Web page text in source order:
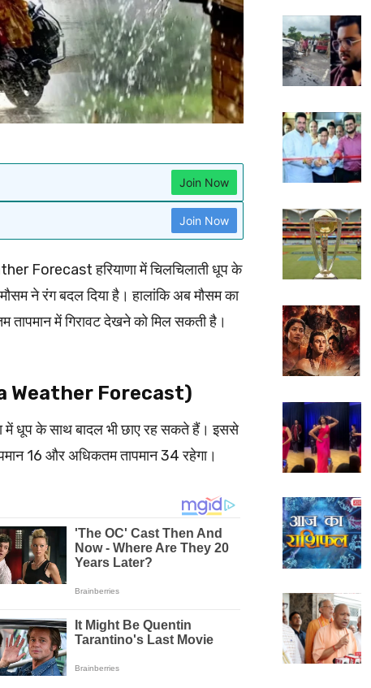
Join Now
Join Now
Forecast हरियाणा में चिलचिलाती धूप के
ने रंग बदल दिया है। हालांकि अब मौसम का
में गिरावट देखने को मिल सकती है।
Weather Forecast)
में धूप के साथ बादल भी छाए रह सकते हैं। इससे
16 और अधिकतम तापमान 34 रहेगा।